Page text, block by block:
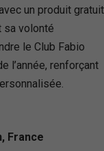
un produit gratuit
sa volonté
le Club Fabio
l’année, renforçant
France